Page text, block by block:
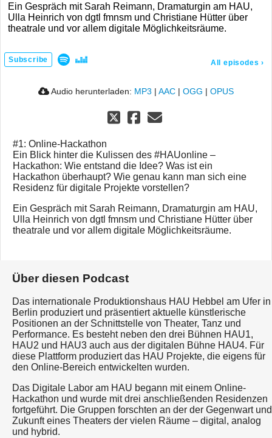
Ein Gespräch mit Sarah Reimann, Dramaturgin am HAU,
Ulla Heinrich von dgtl fmnsm und Christiane Hütter über
theatrale und vor allem digitale Möglichkeitsräume.
Subscribe All episodes ›
Audio herunterladen: MP3 | AAC | OGG | OPUS
#1: Online-Hackathon
Ein Blick hinter die Kulissen des #HAUonline –
Hackathon: Wie entstand die Idee? Was ist ein
Hackathon überhaupt? Wie genau kann man sich eine
Residenz für digitale Projekte vorstellen?
Ein Gespräch mit Sarah Reimann, Dramaturgin am HAU,
Ulla Heinrich von dgtl fmnsm und Christiane Hütter über
theatrale und vor allem digitale Möglichkeitsräume.
Über diesen Podcast
Das internationale Produktionshaus HAU Hebbel am Ufer in
Berlin produziert und präsentiert aktuelle künstlerische
Positionen an der Schnittstelle von Theater, Tanz und
Performance. Es besteht neben den drei Bühnen HAU1,
HAU2 und HAU3 auch aus der digitalen Bühne HAU4. Für
diese Plattform produziert das HAU Projekte, die eigens für
den Online-Bereich entwickelten wurden.
Das Digitale Labor am HAU begann mit einem Online-
Hackathon und wurde mit drei anschließenden Residenzen
fortgeführt. Die Gruppen forschten an der der Gegenwart und
Zukunft eines Theaters der vielen Räume – digital, analog
und hybrid.